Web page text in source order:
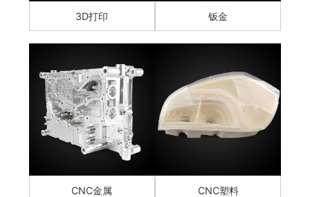
3D打印 钣金
CNC金属 CNC塑料